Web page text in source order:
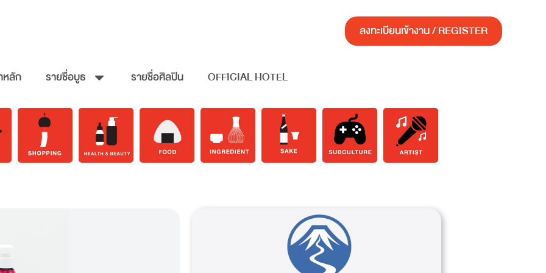
ลงทะเบียนเข้างาน / REGISTER
ลัก รายชื่อบูธ รายชื่อศิลปิน OFFICIAL HOTEL